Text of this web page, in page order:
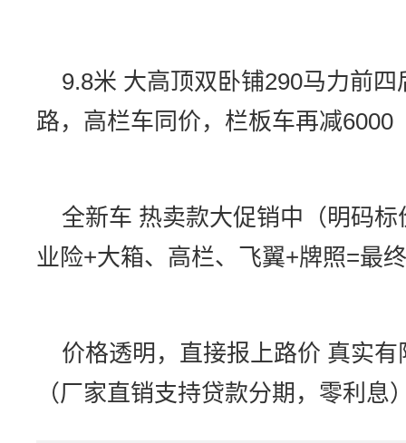
9.8米 大高顶双卧铺290马力前
路，高栏车同价，栏板车再减6000
全新车 热卖款大促销中（明码
业险+大箱、高栏、飞翼+牌照=最
价格透明，直接报上路价 真实
（厂家直销支持贷款分期，零利息